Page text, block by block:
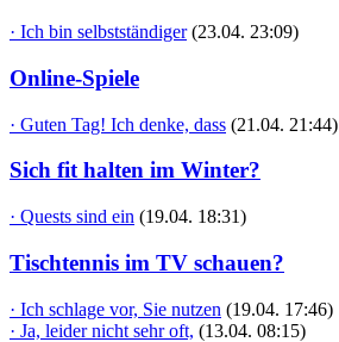
· Ich bin selbstständiger (23.04. 23:09)
Online-Spiele
· Guten Tag! Ich denke, dass (21.04. 21:44)
Sich fit halten im Winter?
· Quests sind ein (19.04. 18:31)
Tischtennis im TV schauen?
· Ich schlage vor, Sie nutzen (19.04. 17:46)
· Ja, leider nicht sehr oft, (13.04. 08:15)